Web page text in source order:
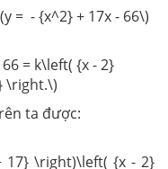
= - {x^2} + 17x - 66\)
= k\left( {x - 2}
\right.\)
ta được:
17} \right)\left( {x - 2}